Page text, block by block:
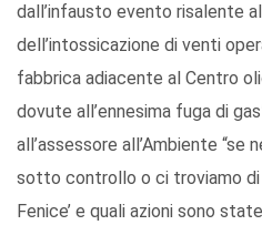
dall’infausto evento risalente
dell’intossicazione di venti
fabbrica adiacente al Centro
dovute all’ennesima fuga di
all’assessore all’Ambiente
sotto controllo o ci troviamo di
Fenice’ e quali azioni sono